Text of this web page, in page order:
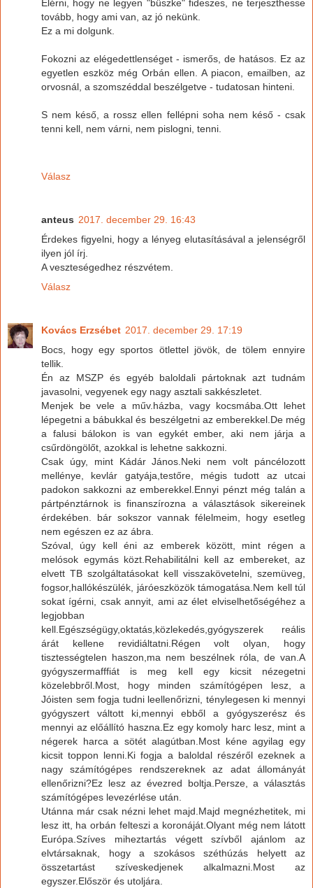
Elérni, hogy ne legyen "büszke" fideszes, ne terjeszthesse
tovább, hogy ami van, az jó nekünk.
Ez a mi dolgunk.
Fokozni az elégedettlenséget - ismerős, de hatásos. Ez az
egyetlen eszköz még Orbán ellen. A piacon, emailben, az
orvosnál, a szomszéddal beszélgetve - tudatosan hinteni.
S nem késő, a rossz ellen fellépni soha nem késő - csak
tenni kell, nem várni, nem pislogni, tenni.
Válasz
anteus 2017. december 29. 16:43
Érdekes figyelni, hogy a lényeg elutasításával a jelenségről
ilyen jól írj.
A veszteségedhez részvétem.
Válasz
Kovács Erzsébet 2017. december 29. 17:19
Bocs, hogy egy sportos ötlettel jövök, de tölem ennyire
tellik.
Én az MSZP és egyéb baloldali pártoknak azt tudnám
javasolni, vegyenek egy nagy asztali sakkészletet.
Menjek be vele a műv.házba, vagy kocsmába.Ott lehet
lépegetni a bábukkal és beszélgetni az emberekkel.De még
a falusi bálokon is van egykét ember, aki nem járja a
csűrdöngölőt, azokkal is lehetne sakkozni.
Csak úgy, mint Kádár János.Neki nem volt páncélozott
mellénye, kevlár gatyája,testőre, mégis tudott az utcai
padokon sakkozni az emberekkel.Ennyi pénzt még talán a
pártpénztárnok is finanszírozna a választások sikereinek
érdekében. bár sokszor vannak félelmeim, hogy esetleg
nem egészen ez az ábra.
Szóval, úgy kell éni az emberek között, mint régen a
melósok egymás közt.Rehabilitálni kell az embereket, az
elvett TB szolgáltatásokat kell visszakövetelni, szemüveg,
fogsor,hallókészülék, járóeszközök támogatása.Nem kell túl
sokat ígérni, csak annyit, ami az élet elviselhetőségéhez a
legjobban
kell.Egészségügy,oktatás,közlekedés,gyógyszerek reális
árát kellene revidiáltatni.Régen volt olyan, hogy
tisztességtelen haszon,ma nem beszélnek róla, de van.A
gyógyszermafffiát is meg kell egy kicsit nézegetni
közelebbről.Most, hogy minden számítógépen lesz, a
Jóisten sem fogja tudni leellenőrizni, ténylegesen ki mennyi
gyógyszert váltott ki,mennyi ebből a gyógyszerész és
mennyi az előállító haszna.Ez egy komoly harc lesz, mint a
négerek harca a sötét alagútban.Most kéne agyilag egy
kicsit toppon lenni.Ki fogja a baloldal részéről ezeknek a
nagy számítógépes rendszereknek az adat állományát
ellenőrizni?Ez lesz az évezred boltja.Persze, a választás
számítógépes levezérlése után.
Utánna már csak nézni lehet majd.Majd megnézhetitek, mi
lesz itt, ha orbán felteszi a koronáját.Olyant még nem látott
Európa.Szíves miheztartás végett szívből ajánlom az
elvtársaknak, hogy a szokásos széthúzás helyett az
összetartást szíveskedjenek alkalmazni.Most az
egyszer.Először és utoljára.